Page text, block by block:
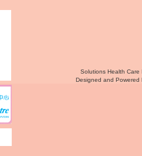
Solutions Health Care
Designed and